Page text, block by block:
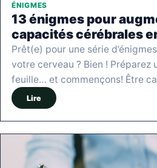
ÉNIGMES
13 énigmes pour
capacités cérébrales
Prêt(e) pour une série
votre cerveau ? Bien ! Préparez
feuille… et commençons! Être
Lire